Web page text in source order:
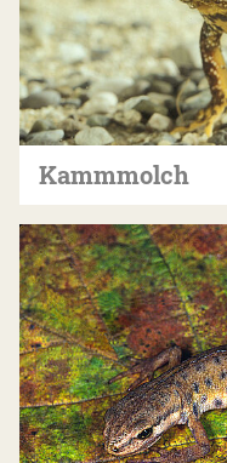
Kammmolch